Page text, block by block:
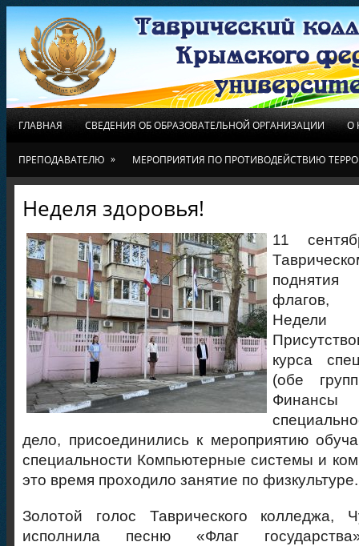
ГЛАВНАЯ СВЕДЕНИЯ ОБ ОБРАЗОВАТЕЛЬНОЙ ОРГАНИЗАЦИИ О
ПРЕПОДАВАТЕЛЮ » МЕРОПРИЯТИЯ ПО ПРОТИВОДЕЙСТВИЮ
Неделя здоровья!
11
поднятия
флагов,
курса
(обе
дело, присоединились к мероприятию
специальности Компьютерные системы и
это время проходило занятие по физкультуре.
Золотой голос Таврического колледжа,
исполнила песню «Флаг